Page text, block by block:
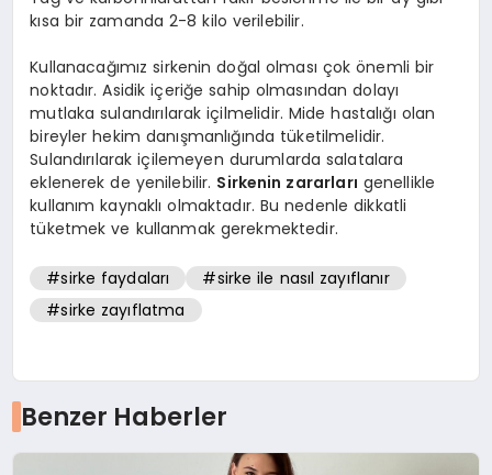
kısa bir zamanda 2-8 kilo verilebilir.
Kullanacağımız sirkenin doğal olması çok önemli bir
noktadır. Asidik içeriğe sahip olmasından dolayı
mutlaka sulandırılarak içilmelidir. Mide hastalığı olan
bireyler hekim danışmanlığında tüketilmelidir.
Sulandırılarak içilemeyen durumlarda salatalara
eklenerek de yenilebilir. Sirkenin zararları genellikle
kullanım kaynaklı olmaktadır. Bu nedenle dikkatli
tüketmek ve kullanmak gerekmektedir.
#sirke faydaları
#sirke ile nasıl zayıflanır
#sirke zayıflatma
Benzer Haberler